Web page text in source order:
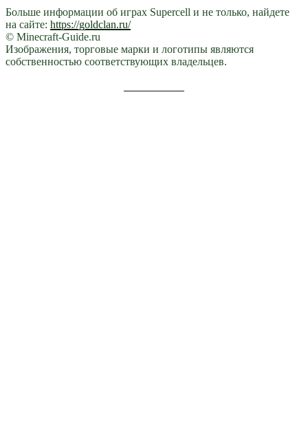
Больше информации об играх Supercell и не только, найдете
на сайте: https://goldclan.ru/
© Minecraft-Guide.ru
Изображения, торговые марки и логотипы являются
собственностью соответствующих владельцев.